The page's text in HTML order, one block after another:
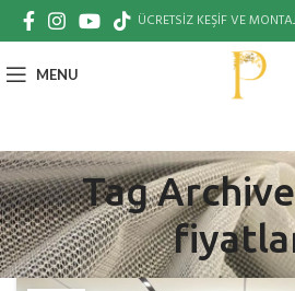
ÜCRETSİZ KEŞİF VE MONTAJ
MENU
Tag